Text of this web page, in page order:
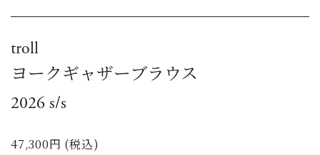
troll
ヨークギャザーブラウス
2026 s/s
47,300円 (税込)